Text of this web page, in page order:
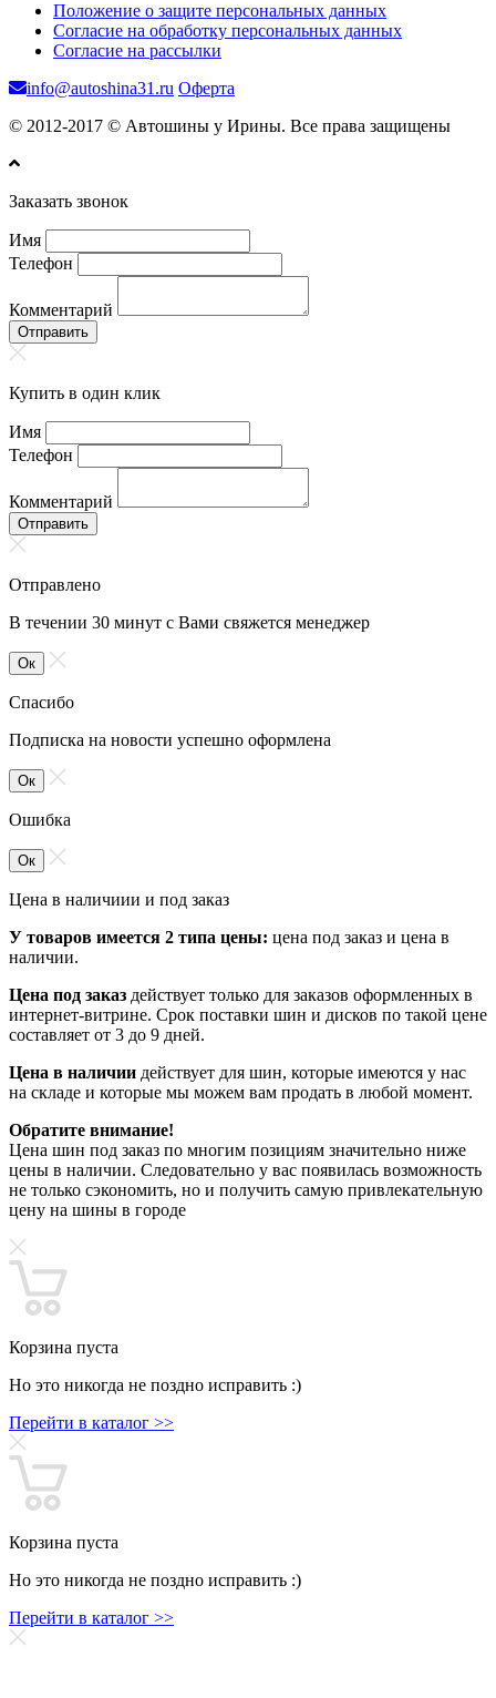
Положение о защите персональных данных
Согласие на обработку персональных данных
Согласие на рассылки
info@autoshina31.ru Оферта
© 2012-2017 © Автошины у Ирины. Все права защищены
Заказать звонок
Имя
Телефон
Комментарий
Отправить
Купить в один клик
Имя
Телефон
Комментарий
Отправить
Отправлено
В течении 30 минут с Вами свяжется менеджер
Ок
Спасибо
Подписка на новости успешно оформлена
Ок
Ошибка
Ок
Цена в наличиии и под заказ
У товаров имеется 2 типа цены: цена под заказ и цена в
наличии.
Цена под заказ действует только для заказов оформленных в
интернет-витрине. Срок поставки шин и дисков по такой цене
составляет от 3 до 9 дней.
Цена в наличии действует для шин, которые имеются у нас
на складе и которые мы можем вам продать в любой момент.
Обратите внимание!
Цена шин под заказ по многим позициям значительно ниже
цены в наличии. Следовательно у вас появилась возможность
не только сэкономить, но и получить самую привлекательную
цену на шины в городе
Корзина пуста
Но это никогда не поздно исправить :)
Перейти в каталог >>
Корзина пуста
Но это никогда не поздно исправить :)
Перейти в каталог >>